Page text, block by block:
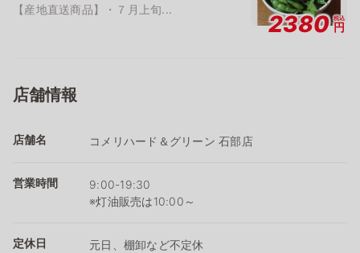
【産地直送商品】・７月上旬...
2380 税込
円
店舗情報
店舗名 コメリハード＆グリーン 石部店
営業時間
9:00-19:30
※灯油販売は10:00～
定休日 元日、棚卸など不定休